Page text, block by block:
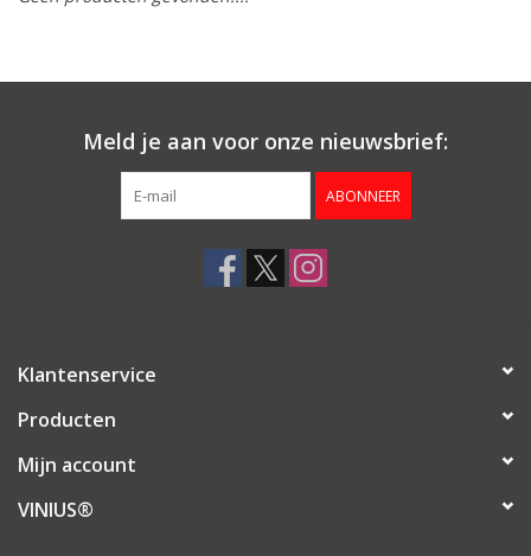
Wijnhuizen
Meld je aan voor onze nieuwsbrief:
ABONNEER
Klantenservice
Producten
Mijn account
VINIUS®